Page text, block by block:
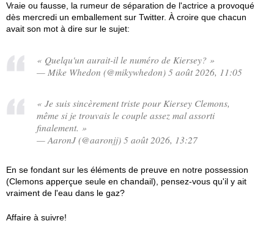
Vraie ou fausse, la rumeur de séparation de l'actrice a provoqué
dès mercredi un emballement sur Twitter. À croire que chacun
avait son mot à dire sur le sujet:
« Quelqu'un aurait-il le numéro de Kiersey? »
— Mike Whedon (@mikywhedon) 5 août 2026, 11:05
« Je suis sincèrement triste pour Kiersey Clemons,
même si je trouvais le couple assez mal assorti
finalement. »
— AaronJ (@aaronjj) 5 août 2026, 13:27
En se fondant sur les éléments de preuve en notre possession
(Clemons apperçue seule en chandail), pensez-vous qu'il y ait
vraiment de l'eau dans le gaz?
Affaire à suivre!